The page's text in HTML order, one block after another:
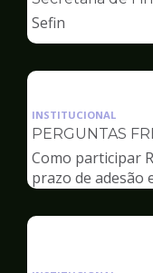
Sefin
INSTITUCIONAL
PERGUNTAS
Como participar
prazo de adesão